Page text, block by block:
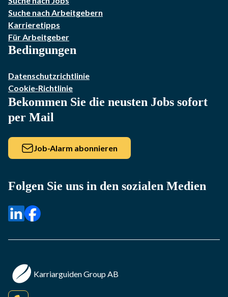
Suche nach Arbeitgebern
Karrieretipps
Für Arbeitgeber
Bedingungen
Datenschutzrichtlinie
Cookie-Richtlinie
Bekommen Sie die neusten Jobs sofort
per Mail
Job-Alarm abonnieren
Folgen Sie uns in den sozialen Medien
Karriarguiden Group AB